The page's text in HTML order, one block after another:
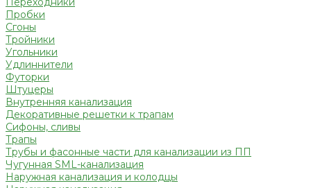
Пробки
Сгоны
Тройники
Угольники
Удлиннители
Футорки
Штуцеры
Внутренняя канализация
Декоративные решетки к трапам
Сифоны, сливы
Трапы
Трубы и фасонные части для канализации из ПП
Чугунная SML-канализация
Наружная канализация и колодцы